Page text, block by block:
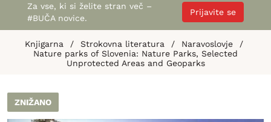
Za vse, ki si želite stran več –
#BUČA novice.
Prijavite se
Knjigarna / Strokovna literatura / Naravoslovje
/
Nature parks of Slovenia: Nature Parks, Selected
Unprotected Areas and Geoparks
ZNIŽANO